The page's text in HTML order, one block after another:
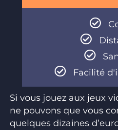
Facilité
Si vous jouez aux jeux
ne pouvons que vous
quelques dizaines